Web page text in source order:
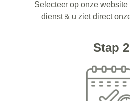
Selecteer op onze
dienst & u ziet direct
Stap 2